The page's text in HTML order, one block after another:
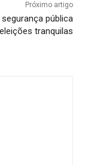
Próximo artigo
pública
tranquilas